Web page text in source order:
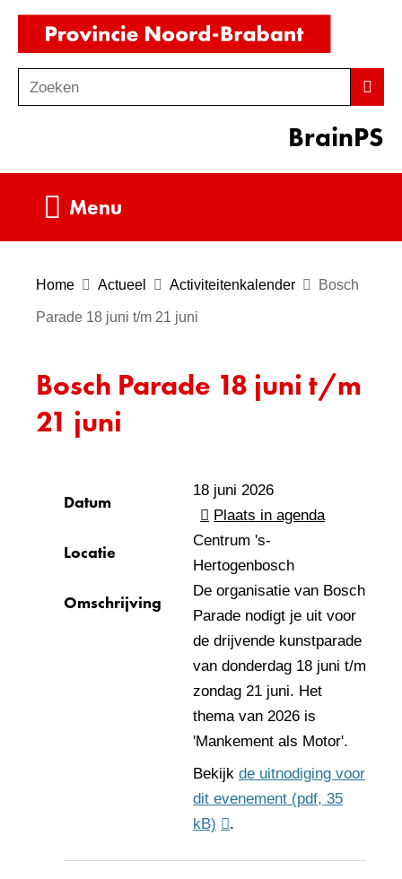
Ga
de
inhoud
o
Zoeken
BrainPS
Menu
Home Actueel Activiteitenkalender Bosch
Parade 18 juni t/m 21 juni
Bosch Parade 18 juni t/m
21 juni
Datum
18 juni 2026
Plaats in agenda
Locatie
Centrum 's-
Hertogenbosch
Omschrijving
De organisatie van Bosch
Parade nodigt je uit voor
de drijvende kunstparade
van donderdag 18 juni t/m
zondag 21 juni. Het
thema van 2026 is
'Mankement als Motor'.
Bekijk de uitnodiging voor
dit evenement (pdf, 35
kB)
.